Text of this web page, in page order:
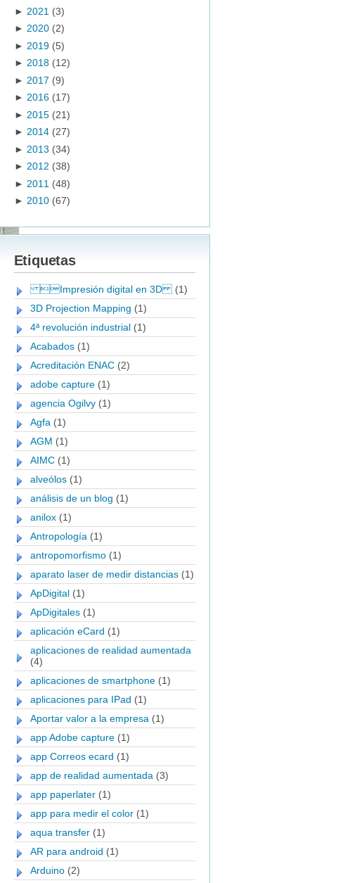
► 2021 (3)
► 2020 (2)
► 2019 (5)
► 2018 (12)
► 2017 (9)
► 2016 (17)
► 2015 (21)
► 2014 (27)
► 2013 (34)
► 2012 (38)
► 2011 (48)
► 2010 (67)
Etiquetas
Impresión digital en 3D (1)
3D Projection Mapping (1)
4ª revolución industrial (1)
Acabados (1)
Acreditación ENAC (2)
adobe capture (1)
agencia Ogilvy (1)
Agfa (1)
AGM (1)
AIMC (1)
alveólos (1)
análisis de un blog (1)
anilox (1)
Antropología (1)
antropomorfismo (1)
aparato laser de medir distancias (1)
ApDigital (1)
ApDigitales (1)
aplicación eCard (1)
aplicaciones de realidad aumentada
(4)
aplicaciones de smartphone (1)
aplicaciones para IPad (1)
Aportar valor a la empresa (1)
app Adobe capture (1)
app Correos ecard (1)
app de realidad aumentada (3)
app paperlater (1)
app para medir el color (1)
aqua transfer (1)
AR para android (1)
Arduino (2)